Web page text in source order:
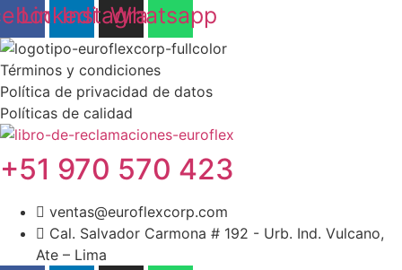
Linkedin
Instagram
Whatsapp
Términos y condiciones
Política de privacidad de datos
Políticas de calidad
+51 970 570 423
ventas@euroflexcorp.com
Cal. Salvador Carmona # 192 - Urb. Ind. Vulcano,
Ate – Lima